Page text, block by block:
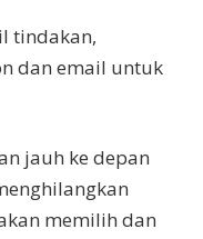
tindakan,
dan email untuk
jauh ke depan
memilih dan